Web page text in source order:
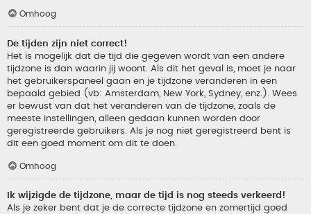
Omhoog
De tijden zijn niet correct!
Het is mogelijk dat de tijd die gegeven wordt van een andere
tijdzone is dan waarin jij woont. Als dit het geval is, moet je naar
het gebruikerspaneel gaan en je tijdzone veranderen in een
bepaald gebied (vb: Amsterdam, New York, Sydney, enz.). Wees
er bewust van dat het veranderen van de tijdzone, zoals de
meeste instellingen, alleen gedaan kunnen worden door
geregistreerde gebruikers. Als je nog niet geregistreerd bent is
dit een goed moment om dit te doen.
Omhoog
Ik wijzigde de tijdzone, maar de tijd is nog steeds verkeerd!
Als je zeker bent dat je de correcte tijdzone en zomertijd goed